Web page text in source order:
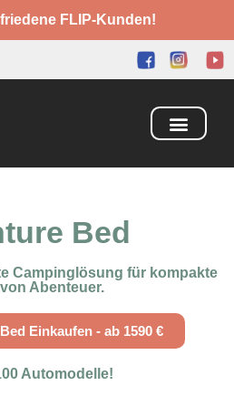
FLIP-Kunden!
Bed
Campinglösung für kompakte
Abenteuer.
Einkaufen - ab 1590 €
Automodelle!